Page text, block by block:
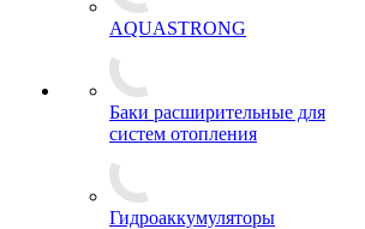
AQUASTRONG
Баки расширительные для
систем отопления
Гидроаккумуляторы